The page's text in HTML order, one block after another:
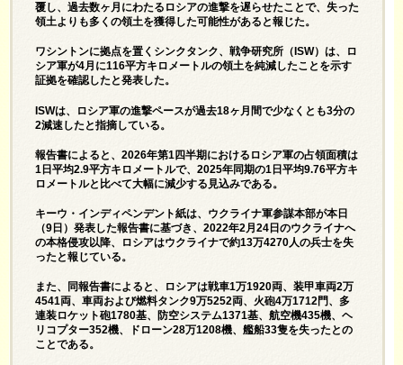
覆し、過去数ヶ月にわたるロシアの進撃を遅らせたことで、失った
領土よりも多くの領土を獲得した可能性があると報じた。
ワシントンに拠点を置くシンクタンク、戦争研究所（ISW）は、ロ
シア軍が4月に116平方キロメートルの領土を純減したことを示す
証拠を確認したと発表した。
ISWは、ロシア軍の進撃ペースが過去18ヶ月間で少なくとも3分の
2減速したと指摘している。
報告書によると、2026年第1四半期におけるロシア軍の占領面積は
1日平均2.9平方キロメートルで、2025年同期の1日平均9.76平方キ
ロメートルと比べて大幅に減少する見込みである。
キーウ・インディペンデント紙は、ウクライナ軍参謀本部が本日
（9日）発表した報告書に基づき、2022年2月24日のウクライナへ
の本格侵攻以降、ロシアはウクライナで約13万4270人の兵士を失
ったと報じている。
また、同報告書によると、ロシアは戦車1万1920両、装甲車両2万
4541両、車両および燃料タンク9万5252両、火砲4万1712門、多
連装ロケット砲1780基、防空システム1371基、航空機435機、ヘ
リコプター352機、ドローン28万1208機、艦船33隻を失ったとの
ことである。